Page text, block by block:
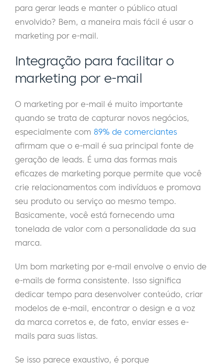
para gerar leads e manter o público atual
envolvido? Bem, a maneira mais fácil é usar o
marketing por e-mail.
Integração para facilitar o
marketing por e-mail
O marketing por e-mail é muito importante
quando se trata de capturar novos negócios,
especialmente com 89% de comerciantes
afirmam que o e-mail é sua principal fonte de
geração de leads. É uma das formas mais
eficazes de marketing porque permite que você
crie relacionamentos com indivíduos e promova
seu produto ou serviço ao mesmo tempo.
Basicamente, você está fornecendo uma
tonelada de valor com a personalidade da sua
marca.
Um bom marketing por e-mail envolve o envio de
e-mails de forma consistente. Isso significa
dedicar tempo para desenvolver conteúdo, criar
modelos de e-mail, encontrar o design e a voz
da marca corretos e, de fato, enviar esses e-
mails para suas listas.
Se isso parece exaustivo, é porque